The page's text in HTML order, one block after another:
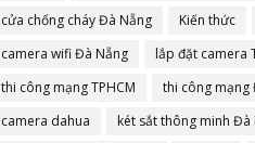
cửa chống cháy Đà Nẵng
Kiến thức
camera wifi Đà Nẵng
lắp đặt camera
thi công mạng TPHCM
thi công mạng
camera dahua
két sắt thông minh Đà